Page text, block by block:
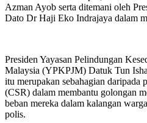
Azman Ayob serta ditemani oleh
Dato Dr Haji Eko Indrajaya dalam
Presiden Yayasan Pelindungan
Malaysia (YPKPJM) Datuk Tun
itu merupakan sebahagian daripada
(CSR) dalam membantu golongan
beban mereka dalam kalangan
polis.